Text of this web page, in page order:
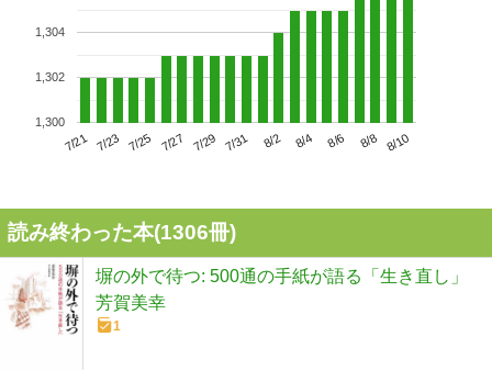
7/21 7/23 7/25 7/27 7/29 7/31 8/2 8/4 8/6 8/8 8/10
1,300
1,302
1,304
読み終わった本(1306冊)
塀の外で待つ: 500通の手紙が語る「生き直し」
芳賀美幸
1